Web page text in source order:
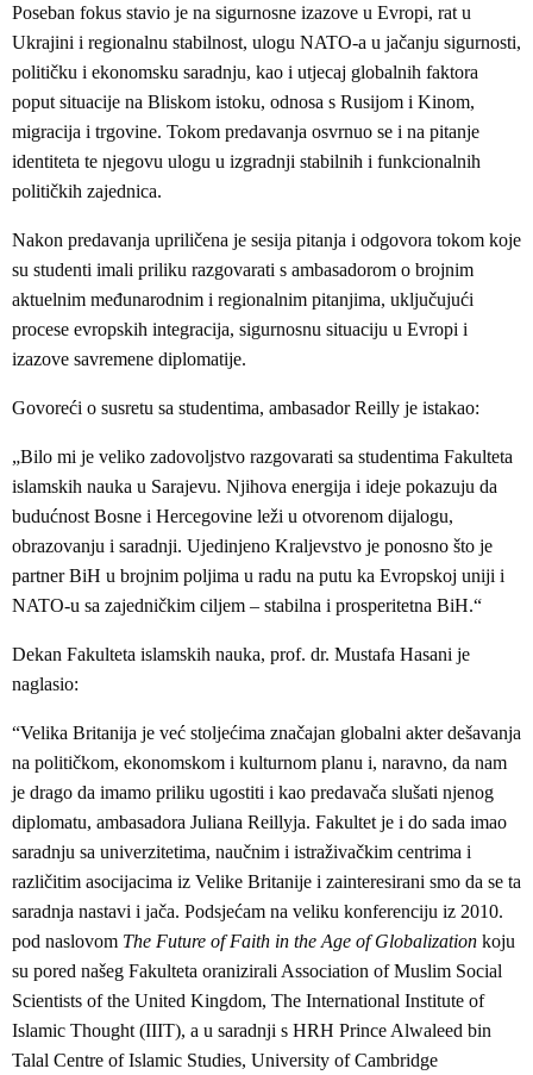
Poseban fokus stavio je na sigurnosne izazove u Evropi, rat u
Ukrajini i regionalnu stabilnost, ulogu NATO-a u jačanju sigurnosti,
političku i ekonomsku saradnju, kao i utjecaj globalnih faktora
poput situacije na Bliskom istoku, odnosa s Rusijom i Kinom,
migracija i trgovine. Tokom predavanja osvrnuo se i na pitanje
identiteta te njegovu ulogu u izgradnji stabilnih i funkcionalnih
političkih zajednica.
Nakon predavanja upriličena je sesija pitanja i odgovora tokom koje
su studenti imali priliku razgovarati s ambasadorom o brojnim
aktuelnim međunarodnim i regionalnim pitanjima, uključujući
procese evropskih integracija, sigurnosnu situaciju u Evropi i
izazove savremene diplomatije.
Govoreći o susretu sa studentima, ambasador Reilly je istakao:
„Bilo mi je veliko zadovoljstvo razgovarati sa studentima Fakulteta
islamskih nauka u Sarajevu. Njihova energija i ideje pokazuju da
budućnost Bosne i Hercegovine leži u otvorenom dijalogu,
obrazovanju i saradnji. Ujedinjeno Kraljevstvo je ponosno što je
partner BiH u brojnim poljima u radu na putu ka Evropskoj uniji i
NATO-u sa zajedničkim ciljem – stabilna i prosperitetna BiH.“
Dekan Fakulteta islamskih nauka, prof. dr. Mustafa Hasani je
naglasio:
“Velika Britanija je već stoljećima značajan globalni akter dešavanja
na političkom, ekonomskom i kulturnom planu i, naravno, da nam
je drago da imamo priliku ugostiti i kao predavača slušati njenog
diplomatu, ambasadora Juliana Reillyja. Fakultet je i do sada imao
saradnju sa univerzitetima, naučnim i istraživačkim centrima i
različitim asocijacima iz Velike Britanije i zainteresirani smo da se ta
saradnja nastavi i jača. Podsjećam na veliku konferenciju iz 2010.
pod naslovom The Future of Faith in the Age of Globalization koju
su pored našeg Fakulteta oranizirali Association of Muslim Social
Scientists of the United Kingdom, The International Institute of
Islamic Thought (IIIT), a u saradnji s HRH Prince Alwaleed bin
Talal Centre of Islamic Studies, University of Cambridge